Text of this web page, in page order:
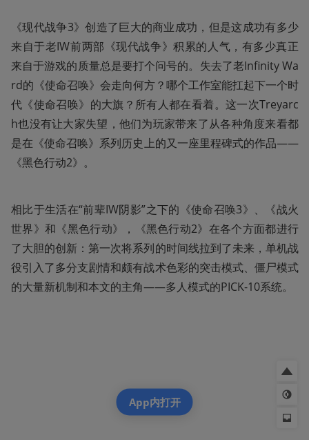
《现代战争3》创造了巨大的商业成功，但是这成功有多少
来自于老IW前两部《现代战争》积累的人气，有多少真正
来自于游戏的质量总是要打个问号的。失去了老Infinity Wa
rd的《使命召唤》会走向何方？哪个工作室能扛起下一个时
代《使命召唤》的大旗？所有人都在看着。这一次Treyarc
h也没有让大家失望，他们为玩家带来了从各种角度来看都
是在《使命召唤》系列历史上的又一座里程碑式的作品——
《黑色行动2》。
相比于生活在“前辈IW阴影”之下的《使命召唤3》、《战火
世界》和《黑色行动》，《黑色行动2》在各个方面都进行
了大胆的创新：第一次将系列的时间线拉到了未来，单机战
役引入了多分支剧情和颇有战术色彩的突击模式、僵尸模式
的大量新机制和本文的主角——多人模式的PICK-10系统。
App内打开